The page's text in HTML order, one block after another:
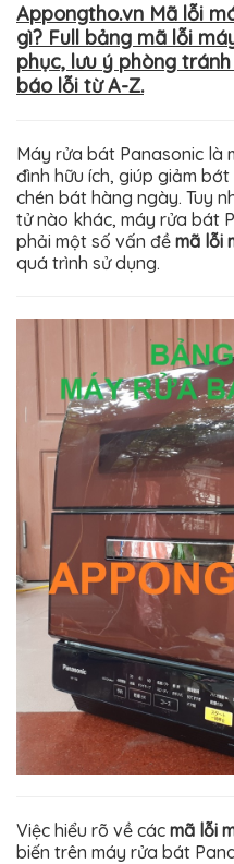
Appongtho.vn Mã lỗi
gì? Full bảng mã lỗi
phục, lưu ý phòng
báo lỗi từ A-Z.
Máy rửa bát Panasonic là
đình hữu ích, giúp giảm
chén bát hàng ngày. Tuy
tử nào khác, máy rửa bát
phải một số vấn đề mã lỗi
quá trình sử dụng.
Việc hiểu rõ về các mã lỗi
biến trên máy rửa bát